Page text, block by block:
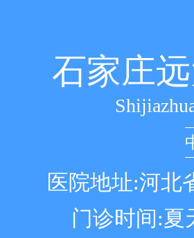
石家庄
医院地址:河北
门诊时间:夏